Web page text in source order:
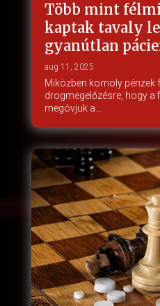
Több mint
kaptak tavaly
gyanútlan
aug 11, 2025
Miközben komoly pénzek
drogmegelőzésre, hogy a
megóvjuk a…